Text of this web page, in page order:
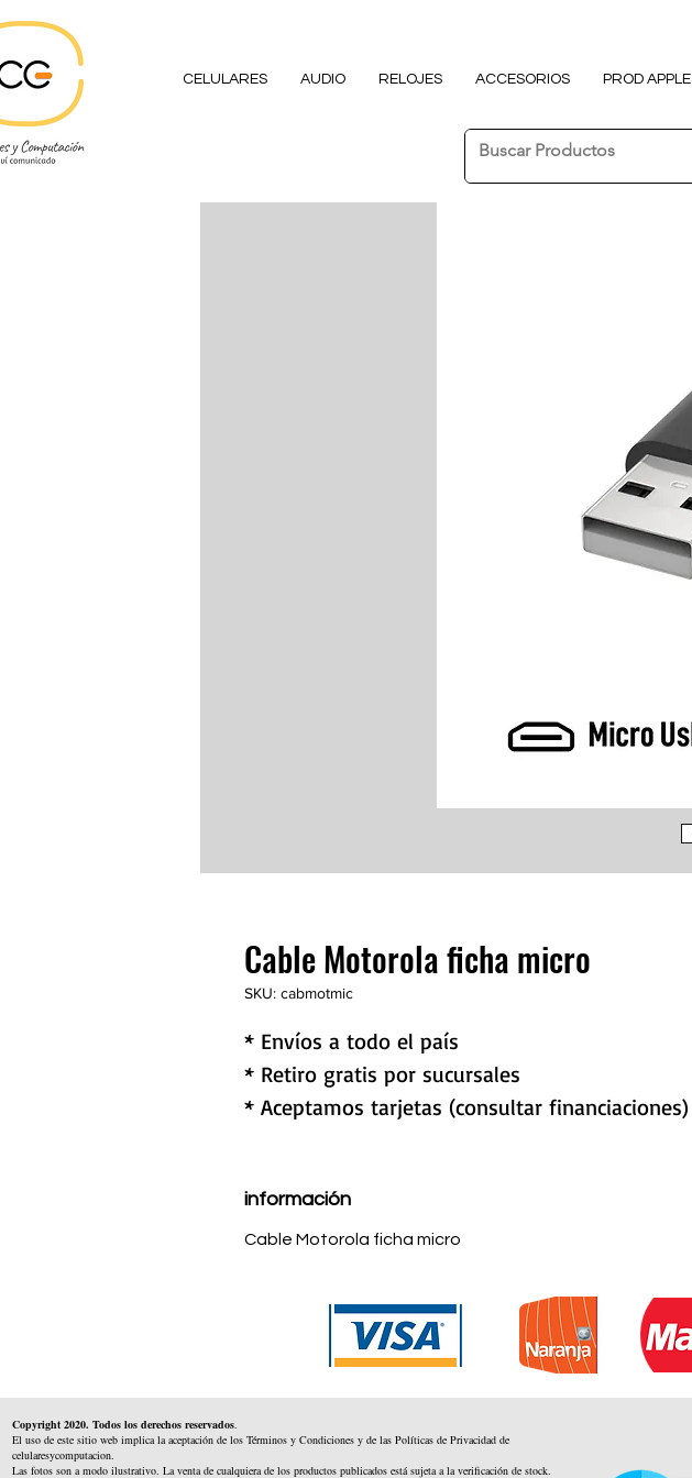
CELULARES AUDIO RELOJES ACCESORIOS PROD APPLE
Cable Motorola ficha micro
SKU: cabmotmic
* Envíos a todo el país
* Retiro gratis por sucursales
* Aceptamos tarjetas (consultar financiaciones)
información
Cable Motorola ficha micro
Copyright 2020. Todos los derechos reservados.
El uso de este sitio web implica la aceptación de los Términos y Condiciones y de las Políticas de Privacidad de
celularesycomputacion.
Las fotos son a modo ilustrativo. La venta de cualquiera de los productos publicados está sujeta a la verificación de stock.